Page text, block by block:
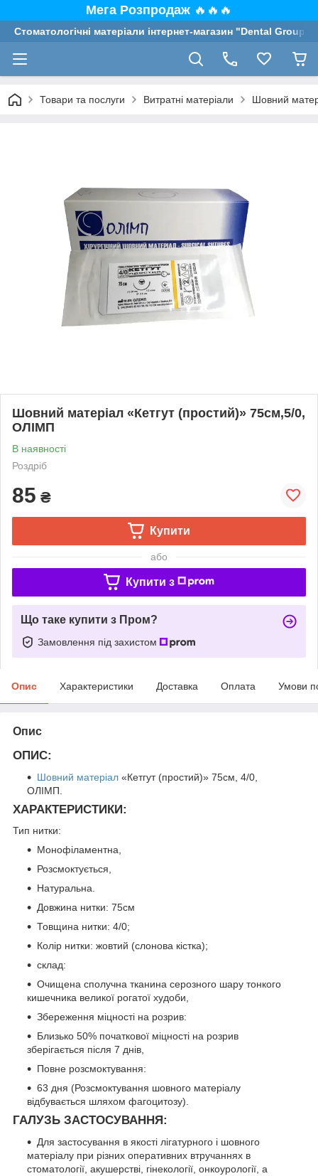
Мега Розпродаж 🔥🔥🔥
Стоматологічні матеріали інтернет-магазин "Dental Group"
Товари та послуги Витратні матеріали Шовний
Шовний матеріал «Кетгут (простий)» 75см,5/0,
ОЛІМП
В наявності
Роздріб
85 ₴
Купити
або
Купити з
Що таке купити з Пром?
Замовлення під захистом
Опис Характеристики Доставка Оплата Умови
Опис
ОПИС:
Шовний матеріал «Кетгут (простий)» 75см, 4/0,
ОЛІМП.
ХАРАКТЕРИСТИКИ:
Тип нитки:
Монофіламентна,
Розсмоктується,
Натуральна.
Довжина нитки: 75см
Товщина нитки: 4/0;
Колір нитки: жовтий (слонова кістка);
склад:
Очищена сполучна тканина серозного шару тонкого
кишечника великої рогатої худоби,
Збереження міцності на розрив:
Близько 50% початкової міцності на розрив
зберігається після 7 днів,
Повне розсмоктування:
63 дня (Розсмоктування шовного матеріалу
відбувається шляхом фагоцитозу).
ГАЛУЗЬ ЗАСТОСУВАННЯ:
Для застосування в якості лігатурного і шовного
матеріалу при різних оперативних втручаннях в
стоматології, акушерстві, гінекології, онкоурології, а